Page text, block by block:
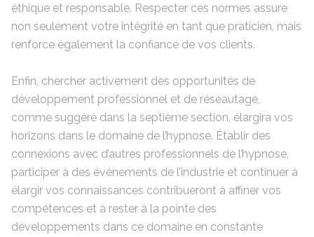
éthique et responsable. Respecter ces normes assure
non seulement votre intégrité en tant que praticien, mais
renforce également la confiance de vos clients.
Enfin, chercher activement des opportunités de
développement professionnel et de réseautage,
comme suggéré dans la septième section, élargira vos
horizons dans le domaine de l’hypnose. Établir des
connexions avec d’autres professionnels de l’hypnose,
participer à des événements de l’industrie et continuer à
élargir vos connaissances contribueront à affiner vos
compétences et à rester à la pointe des
développements dans ce domaine en constante